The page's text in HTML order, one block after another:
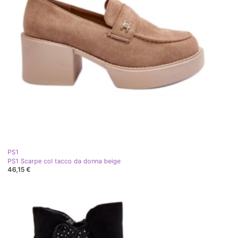
PS1
PS1 Scarpe col tacco da donna beige
46,15 €